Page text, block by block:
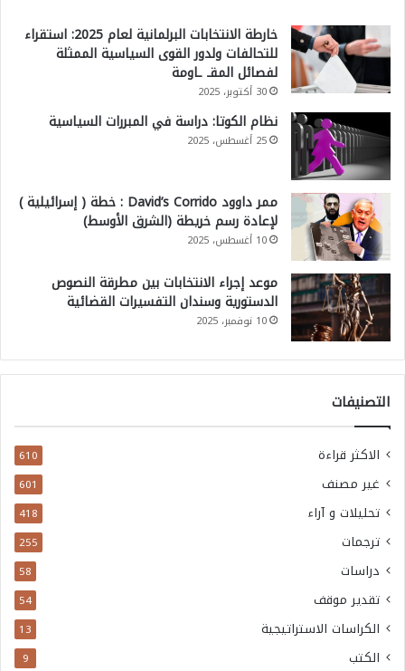
خارطة الانتخابات البرلمانية لعام 2025: استقراء
للتحالفات ولدور القوى السياسية الممثلة
لفصائل المقـ ـاومة
30 أكتوبر، 2025
نظام الكوتا: دراسة في المبررات السياسية
25 أغسطس، 2025
ممر داوود David’s Corrido : خطة ( إسرائيلية )
لإعادة رسم خريطة (الشرق الأوسط)
10 أغسطس، 2025
موعد إجراء الانتخابات بين مطرقة النصوص
الدستورية وسندان التفسيرات القضائية
10 نوفمبر، 2025
التصنيفات
الاكثر قراءة 610
غير مصنف 601
تحليلات و آراء 418
ترجمات 255
دراسات 58
تقدير موقف 54
الكراسات الاستراتيجية 13
الكتب 9